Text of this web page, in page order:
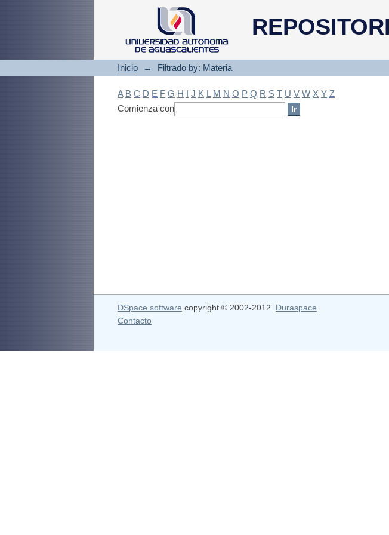
Filtrado by: Materia
Inicio → Filtrado by: Materia
A B C D E F G H I J K L M N O P Q R S T U V W X Y Z
Comienza con
DSpace software copyright © 2002-2012 Duraspace
Contacto